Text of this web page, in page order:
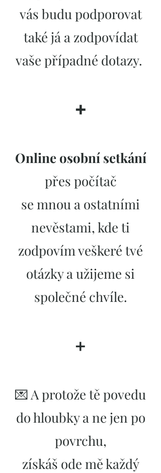
vás budu podporovat
také já a zodpovídat
vaše případné dotazy.
➕
Online osobní setkání
přes počítač
se mnou a ostatními
nevěstami, kde ti
zodpovím veškeré tvé
otázky a užijeme si
společné chvíle.
➕
💌 A protože tě povedu
do hloubky a ne jen po
povrchu,
získáš ode mě každý